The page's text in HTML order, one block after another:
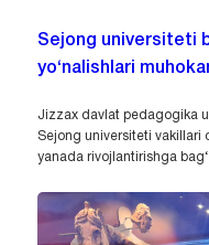
Sejong universiteti
yo‘nalishlari
Jizzax davlat pedagogika
Sejong universiteti vakillari
yanada rivojlantirishga